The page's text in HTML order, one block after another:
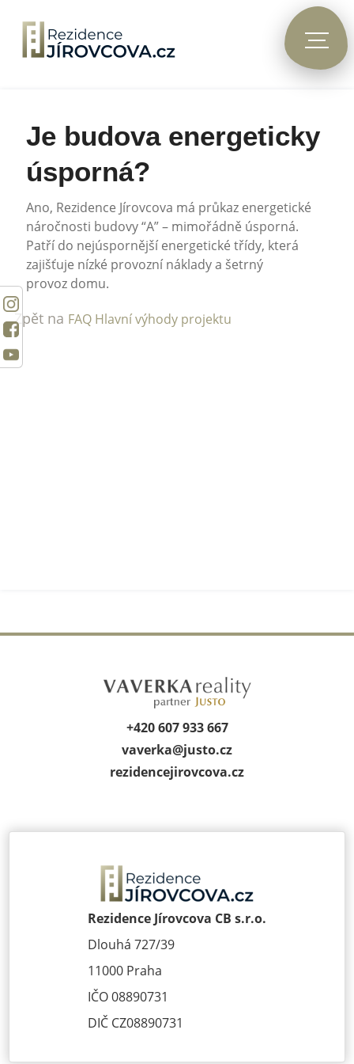
Je budova energeticky
úsporná?
Ano, Rezidence Jírovcova má průkaz energetické
náročnosti budovy “A” – mimořádně úsporná.
Patří do nejúspornější energetické třídy, která
zajišťuje nízké provozní náklady a šetrný
provoz domu.
Zpět na FAQ Hlavní výhody projektu
+420 607 933 667
vaverka@justo.cz
rezidencejirov­cova.cz
Rezidence Jírovcova CB s.r.o.
Dlouhá 727/39
11000 Praha
IČO 08890731
DIČ CZ08890731